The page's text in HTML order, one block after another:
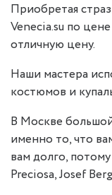
Приобретая
Venecia.su по
отличную цену.
Наши мастера
костюмов и
В Москве
именно то, что
вам долго,
Preciosa, Josef